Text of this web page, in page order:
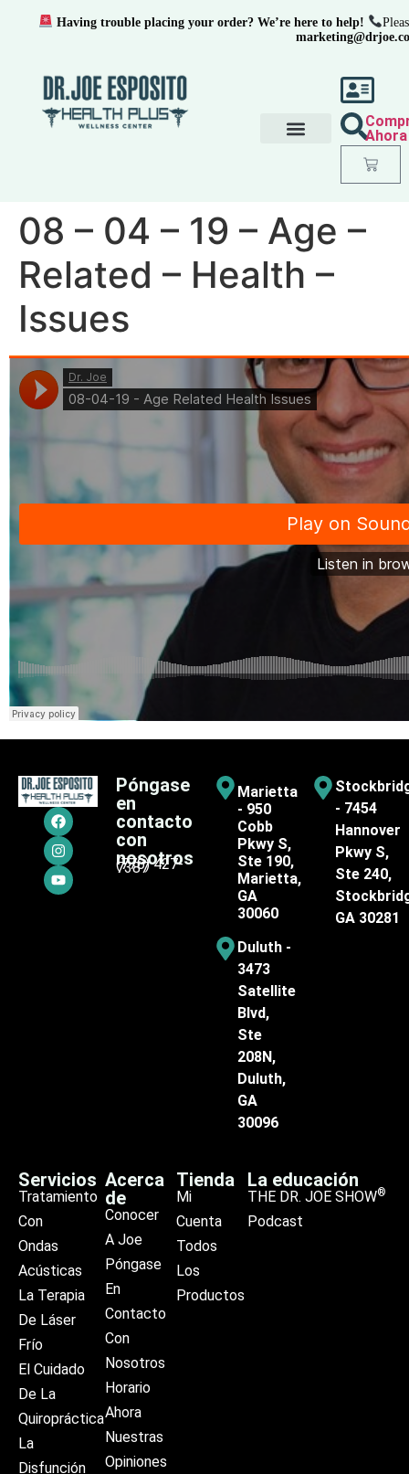
Ahora
08 – 04 – 19 – Age –
Related – Health –
Issues
Póngase
en
contacto
con
nosotros
(770) 427-
7387
Marietta
- 950
Cobb
Pkwy S,
Ste 190,
Marietta,
GA
30060
Duluth -
3473
Satellite
Blvd,
Ste
208N,
Duluth,
GA
30096
- 7454
Hannover
Pkwy S,
Ste 240,
GA 30281
Servicios
Tratamiento
Con
Ondas
Acústicas
La Terapia
De Láser
Frío
El Cuidado
De La
Quiropráctica
La
Disfunción
Acerca
de
Conocer
A Joe
Póngase
En
Contacto
Con
Nosotros
Horario
Ahora
Nuestras
Opiniones
Tienda
Mi
Cuenta
Todos
Los
Productos
La educación
THE DR. JOE SHOW®
Podcast
Having trouble placing your order? We’re here to help!